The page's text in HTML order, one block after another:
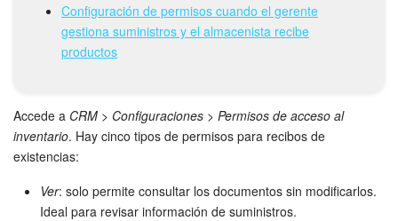
Webmail
Tareas
Proyectos con IA
CoPilot - IA en Bitrix24
Configuración de permisos cuando el gerente
gestiona suministros y el almacenista recibe
productos
Accede a CRM > Configuraciones > Permisos de acceso al
inventario. Hay cinco tipos de permisos para recibos de
existencias:
Ver: solo permite consultar los documentos sin modificarlos.
Ideal para revisar información de suministros.